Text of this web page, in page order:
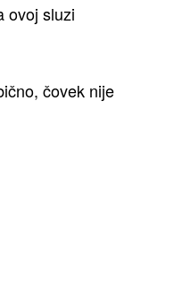
ovoj sluzi
čovek nije